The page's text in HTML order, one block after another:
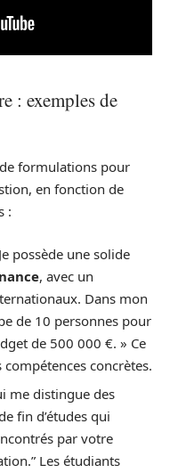
: exemples de
formulations pour
en fonction de
:
possède une solide
, avec un
Dans mon
de 10 personnes pour
de 500 000 €. » Ce
concrètes.
me distingue des
fin d’études qui
par votre
Les étudiants